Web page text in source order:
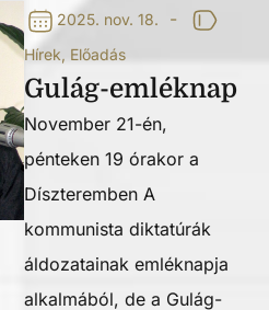
2025. nov. 18. -
Hírek Előadás
Gulág-emléknap
November 21-én,
pénteken 19 órakor a
Díszteremben A
kommunista diktatúrák
áldozatainak emléknapja
alkalmából, de a Gulág-